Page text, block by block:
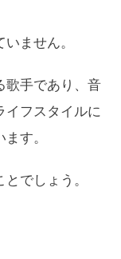
ません。
歌手であり、音
イフスタイルに
す。
でしょう。